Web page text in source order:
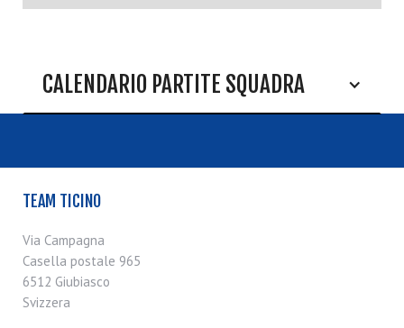
CALENDARIO PARTITE SQUADRA
TEAM TICINO
Via Campagna
Casella postale 965
6512 Giubiasco
Svizzera